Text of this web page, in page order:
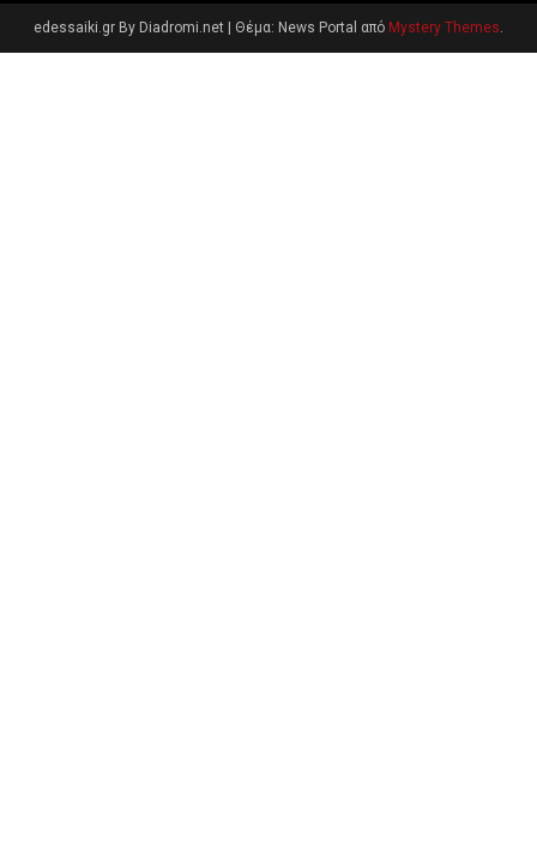
edessaiki.gr By Diadromi.net Θέμα: News Portal από Mystery Themes.